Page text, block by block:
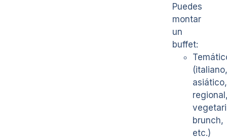
Puedes
montar
un
buffet:
(italiano,
asiático,
brunch,
etc.)